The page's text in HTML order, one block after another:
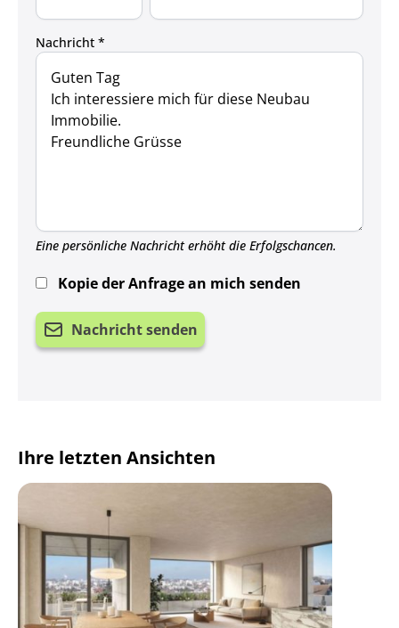
Nachricht *
Eine persönliche Nachricht erhöht die Erfolgschancen.
Kopie der Anfrage an mich senden
Nachricht senden
Ihre letzten Ansichten